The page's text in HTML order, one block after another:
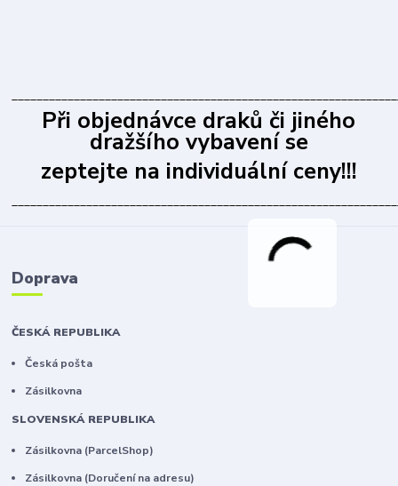
Při objednávce draků či jiného
dražšího vybavení se
zeptejte na individuální ceny!!!
Doprava
ČESKÁ REPUBLIKA
Česká pošta
Zásilkovna
SLOVENSKÁ REPUBLIKA
Zásilkovna (ParcelShop)
Zásilkovna (Doručení na adresu)